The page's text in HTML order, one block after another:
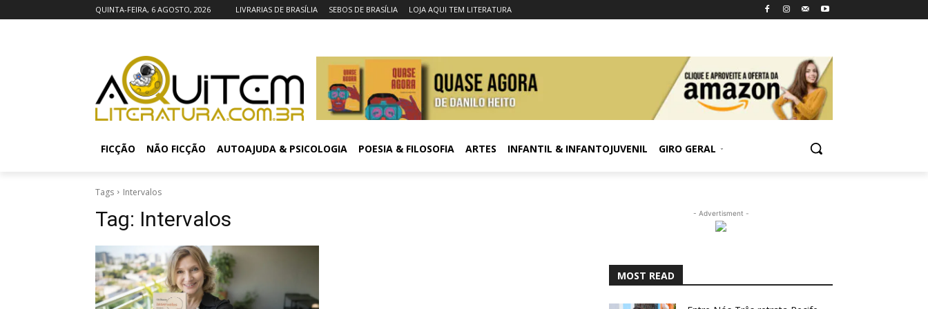
QUINTA-FEIRA, 6 AGOSTO, 2026 LIVRARIAS DE BRASÍLIA SEBOS DE BRASÍLIA LOJA AQUI TEM LITERATURA
FICÇÃO NÃO FICÇÃO AUTOAJUDA & PSICOLOGIA POESIA & FILOSOFIA ARTES INFANTIL & INFANTOJUVENIL GIRO GERAL
Tags Intervalos
Tag: Intervalos - Advertisment -
MOST READ